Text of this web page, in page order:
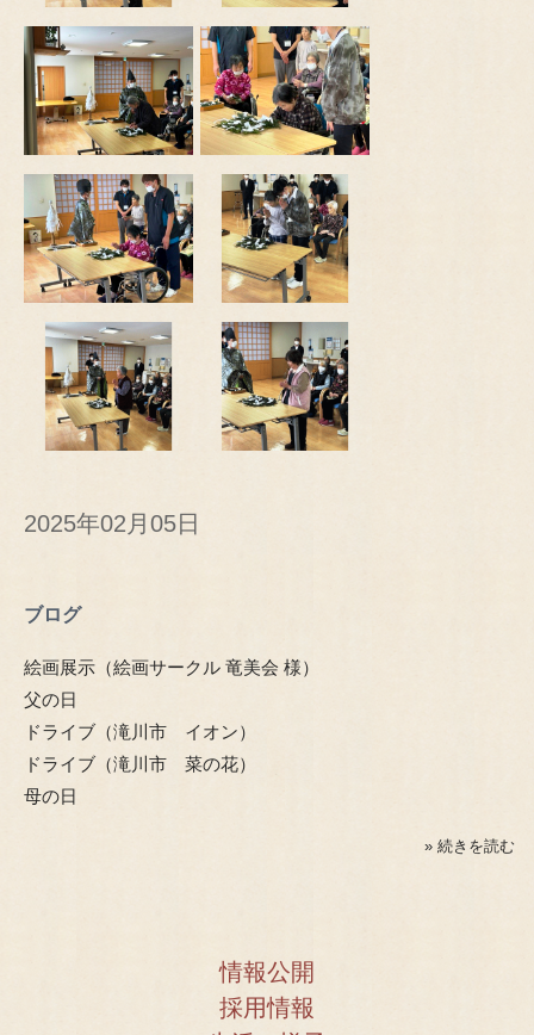
2025年02月05日
ブログ
絵画展示（絵画サークル 竜美会 様）
父の日
ドライブ（滝川市 イオン）
ドライブ（滝川市 菜の花）
母の日
» 続きを読む
情報公開
採用情報